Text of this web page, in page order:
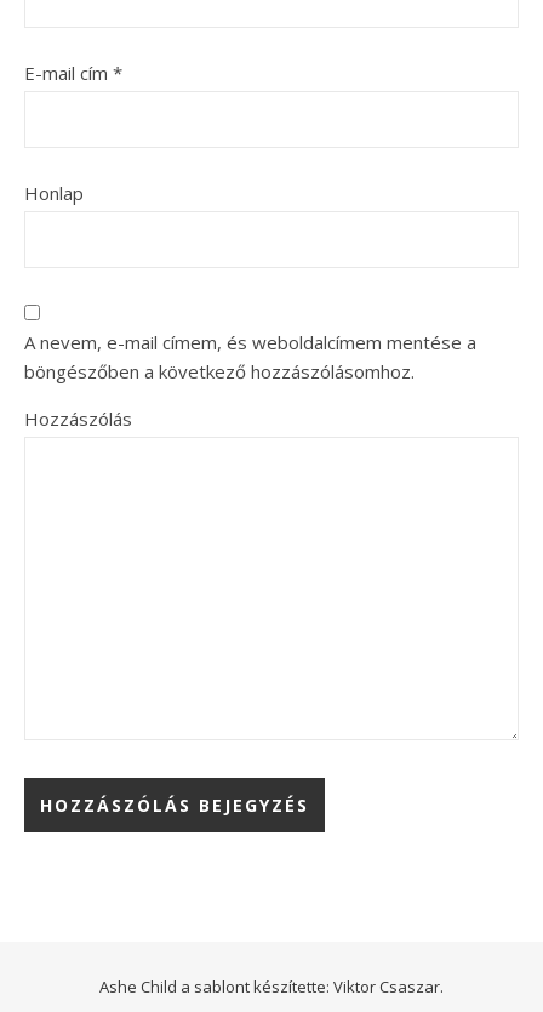
E-mail cím *
Honlap
A nevem, e-mail címem, és weboldalcímem mentése a
böngészőben a következő hozzászólásomhoz.
Hozzászólás
Ashe Child a sablont készítette: Viktor Csaszar.